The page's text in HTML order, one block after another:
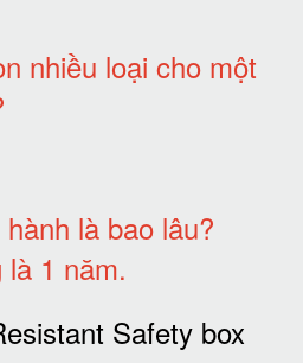
nhiều loại cho một
là bao lâu?
1 năm.